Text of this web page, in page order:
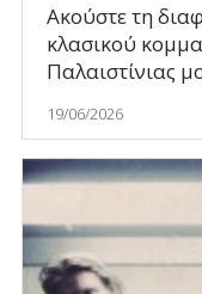
Ακούστε τη
κλασικού
Παλαιστίνιας
19/06/2026